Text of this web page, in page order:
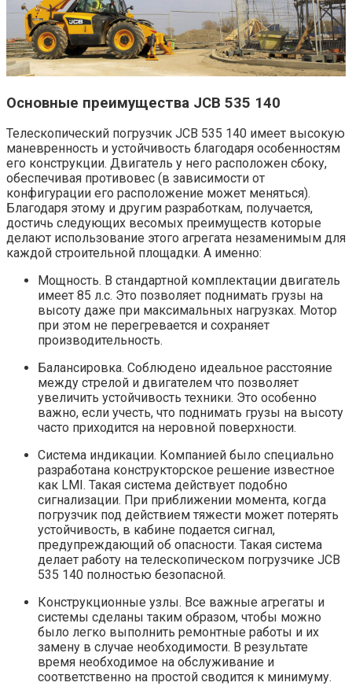
Основные преимущества JCB 535 140
Телескопический погрузчик JCB 535 140 имеет высокую
маневренность и устойчивость благодаря особенностям
его конструкции. Двигатель у него расположен сбоку,
обеспечивая противовес (в зависимости от
конфигурации его расположение может меняться).
Благодаря этому и другим разработкам, получается,
достичь следующих весомых преимуществ которые
делают использование этого агрегата незаменимым для
каждой строительной площадки. А именно:
Мощность. В стандартной комплектации двигатель
имеет 85 л.с. Это позволяет поднимать грузы на
высоту даже при максимальных нагрузках. Мотор
при этом не перегревается и сохраняет
производительность.
Балансировка. Соблюдено идеальное расстояние
между стрелой и двигателем что позволяет
увеличить устойчивость техники. Это особенно
важно, если учесть, что поднимать грузы на высоту
часто приходится на неровной поверхности.
Система индикации. Компанией было специально
разработана конструкторское решение известное
как LMI. Такая система действует подобно
сигнализации. При приближении момента, когда
погрузчик под действием тяжести может потерять
устойчивость, в кабине подается сигнал,
предупреждающий об опасности. Такая система
делает работу на телескопическом погрузчике JCB
535 140 полностью безопасной.
Конструкционные узлы. Все важные агрегаты и
системы сделаны таким образом, чтобы можно
было легко выполнить ремонтные работы и их
замену в случае необходимости. В результате
время необходимое на обслуживание и
соответственно на простой сводится к минимуму.